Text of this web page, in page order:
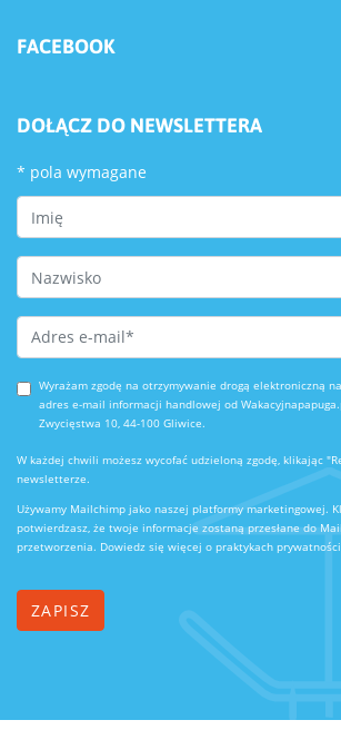
FACEBOOK
DOŁĄCZ DO NEWSLETTERA
* pola wymagane
First Name
Last Name
Email Address*
Wyrażam zgodę na otrzymywanie drogą elektroniczną
adres e-mail informacji handlowej od
Zwycięstwa 10, 44-100 Gliwice.
W każdej chwili możesz wycofać udzieloną zgodę, klikając
newsletterze.
Używamy Mailchimp jako naszej platformy marketingowej.
potwierdzasz, że twoje informacje zostaną przesłane do
przetworzenia. Dowiedz się więcej o praktykach